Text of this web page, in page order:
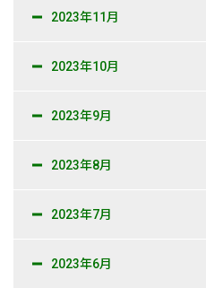
2023年11月
2023年10月
2023年9月
2023年8月
2023年7月
2023年6月